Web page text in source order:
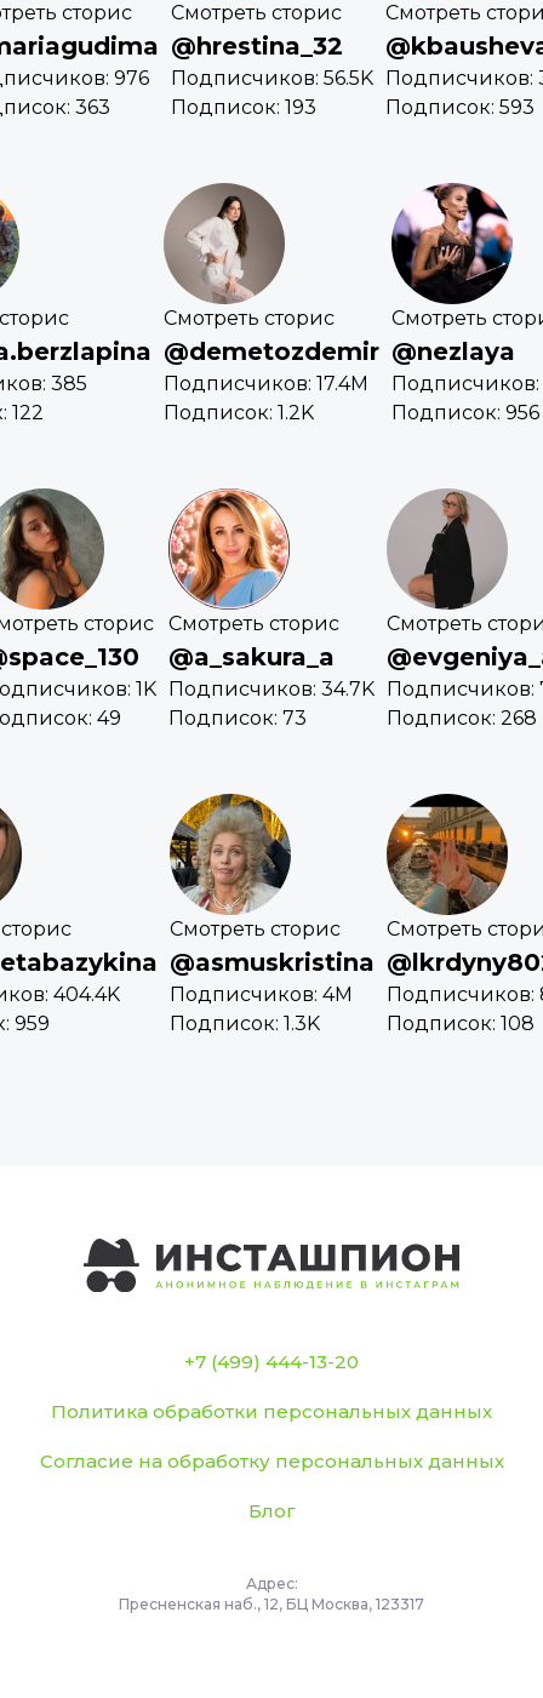
сторис
976
363
Смотреть сторис
@hrestina_32
Подписчиков: 56.5K
Подписок: 193
Смотреть
Подписчиков:
Подписок: 593
385
122
Смотреть сторис
@demetozdemir
Подписчиков: 17.4M
Подписок: 1.2K
Смотреть
@nezlaya
Подписчиков:
Подписок: 956
сторис
1K
49
Смотреть сторис
@a_sakura_a
Подписчиков: 34.7K
Подписок: 73
Смотреть
Подписчиков:
Подписок: 268
404.4K
959
Смотреть сторис
@asmuskristina
Подписчиков: 4M
Подписок: 1.3K
Смотреть
Подписчиков:
Подписок: 108
+7 (499) 444-13-20
Политика обработки персональных данных
Согласие на обработку персональных данных
Блог
Адрес:
Пресненская наб., 12, БЦ Москва, 123317